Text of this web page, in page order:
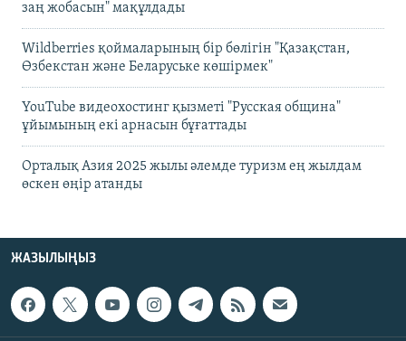
заң жобасын" мақұлдады
Wildberries қоймаларының бір бөлігін "Қазақстан,
Өзбекстан және Беларуське көшірмек"
YouTube видеохостинг қызметі "Русская община"
ұйымының екі арнасын бұғаттады
Орталық Азия 2025 жылы әлемде туризм ең жылдам
өскен өңір атанды
ЖАЗЫЛЫҢЫЗ